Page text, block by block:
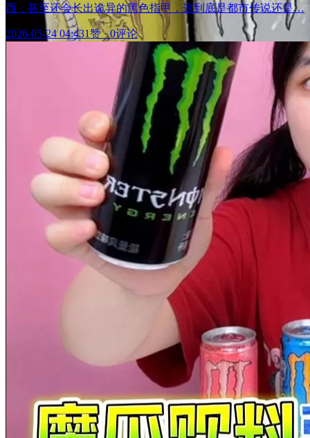
西，甚至还会长出诡异的黑色指甲，这到底是都市传说还是…
2026-05-24 04:431赞·0评论